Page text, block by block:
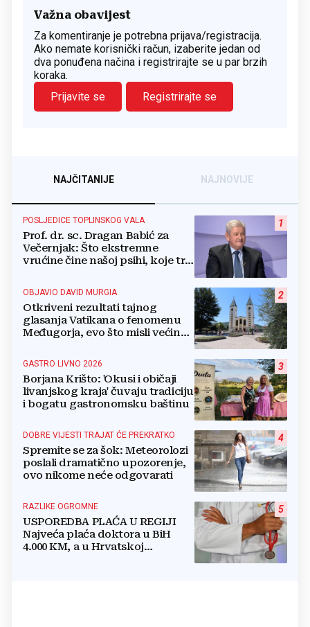
Važna obavijest
Za komentiranje je potrebna prijava/registracija.
Ako nemate korisnički račun, izaberite jedan od
dva ponuđena načina i registrirajte se u par brzih
koraka.
Prijavite se
Registrirajte se
NAJČITANIJE NAJNOVIJE
1
POSLJEDICE TOPLINSKOG VALA
Prof. dr. sc. Dragan Babić za
Večernjak: Što ekstremne
vrućine čine našoj psihi, koje tri
2
OBJAVIO DAVID MURGIA
Otkriveni rezultati tajnog
glasanja Vatikana o fenomenu
Međugorja, evo što misli većina
3
GASTRO LIVNO 2026
Borjana Krišto: 'Okusi i običaji
livanjskog kraja' čuvaju tradiciju
i bogatu gastronomsku baštinu
4
DOBRE VIJESTI TRAJAT ĆE PREKRATKO
Spremite se za šok: Meteorolozi
poslali dramatično upozorenje,
ovo nikome neće odgovarati
5
RAZLIKE OGROMNE
USPOREDBA PLAĆA U REGIJI
Najveća plaća doktora u BiH
4.000 KM, a u Hrvatskoj